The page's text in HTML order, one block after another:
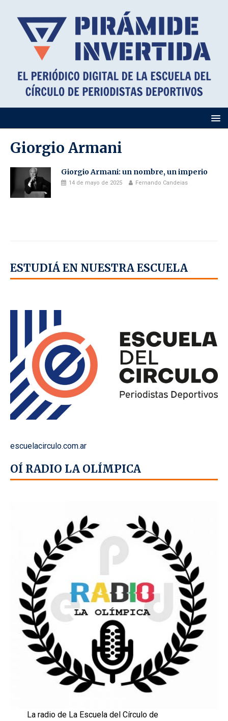
Giorgio Armani
Giorgio Armani: un nombre, un imperio
14 de mayo de 2025 Fernando Candeias
ESTUDIÁ EN NUESTRA ESCUELA
escuelacirculo.com.ar
OÍ RADIO LA OLÍMPICA
La radio de La Escuela del Círculo de